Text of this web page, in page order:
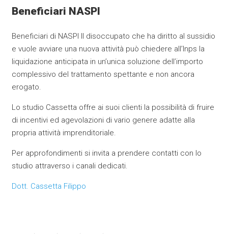
Beneficiari NASPI
Beneficiari di NASPI Il disoccupato che ha diritto al sussidio
e vuole avviare una nuova attività può chiedere all’Inps la
liquidazione anticipata in un’unica soluzione dell’importo
complessivo del trattamento spettante e non ancora
erogato.
Lo studio Cassetta offre ai suoi clienti la possibilità di fruire
di incentivi ed agevolazioni di vario genere adatte alla
propria attività imprenditoriale.
Per approfondimenti si invita a prendere contatti con lo
studio attraverso i canali dedicati.
Dott. Cassetta Filippo